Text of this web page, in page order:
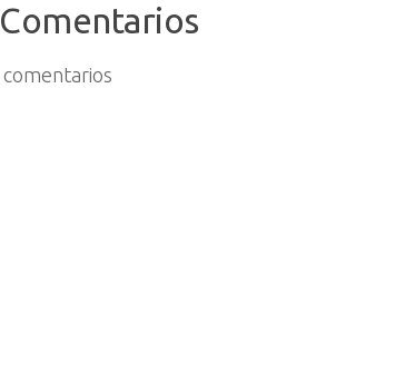
Comentarios
comentarios